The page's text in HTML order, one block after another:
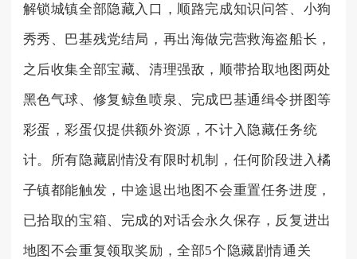
解锁城镇全部隐藏入口，顺路完成知识问答、小狗
秀秀、巴基残党结局，再出海做完营救海盗船长，
之后收集全部宝藏、清理强敌，顺带拾取地图两处
黑色气球、修复鲸鱼喷泉、完成巴基通缉令拼图等
彩蛋，彩蛋仅提供额外资源，不计入隐藏任务统
计。所有隐藏剧情没有限时机制，任何阶段进入橘
子镇都能触发，中途退出地图不会重置任务进度，
已拾取的宝箱、完成的对话会永久保存，反复进出
地图不会重复领取奖励，全部5个隐藏剧情通关